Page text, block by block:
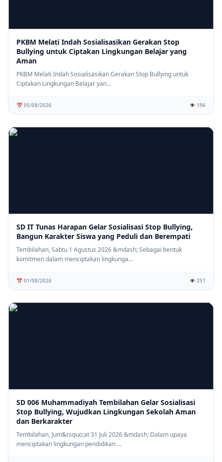
PKBM Melati Indah Sosialisasikan Gerakan Stop
Bullying untuk Ciptakan Lingkungan Belajar yang
Aman
PKBM Melati Indah Sosialisasikan Gerakan Stop Bullying untuk
Ciptakan Lingkungan Belajar yan...
📅 05/08/2026 👁️ 196
SD IT Tunas Harapan Gelar Sosialisasi Stop Bullying,
Bangun Karakter Siswa yang Peduli dan Berempati
Tembilahan, Sabtu 1 Agustus 2026 &mdash; Sebagai bentuk
komitmen dalam menciptakan lingkunga...
📅 01/08/2026 👁️ 251
SD 006 Muhammadiyah Tembilahan Gelar Sosialisasi
Stop Bullying, Wujudkan Lingkungan Sekolah Aman
dan Berkarakter
Tembilahan, Jum&rsquo;at 31 Juli 2026 &mdash; Dalam upaya
menciptakan lingkungan pendidikan ...